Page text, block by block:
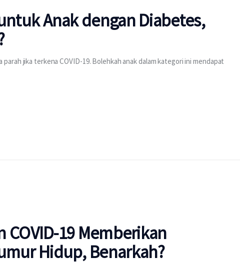
Anak dengan Diabetes,
jika terkena COVID-19. Bolehkah anak dalam kategori ini mendapat
COVID-19 Memberikan
Hidup, Benarkah?